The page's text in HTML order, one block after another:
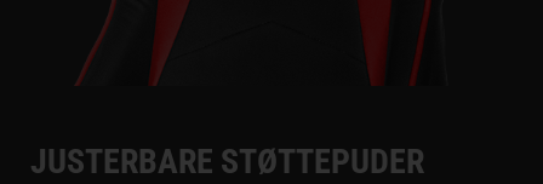
JUSTERBARE STØTTEPUDER